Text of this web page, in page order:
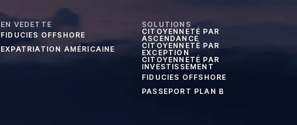
EN VEDETTE
FIDUCIES OFFSHORE
EXPATRIATION AMÉRICAINE
SOLUTIONS
CITOYENNETÉ PAR
ASCENDANCE
CITOYENNETÉ PAR
EXCEPTION
CITOYENNETÉ PAR
INVESTISSEMENT
FIDUCIES OFFSHORE
PASSEPORT PLAN B